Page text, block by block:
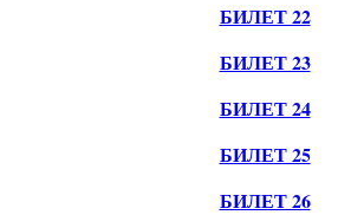
БИЛЕТ 22
БИЛЕТ 23
БИЛЕТ 24
БИЛЕТ 25
БИЛЕТ 26